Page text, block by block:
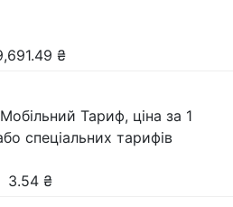
₴
Тариф, ціна за 1
спеціальних тарифів
3.54 ₴